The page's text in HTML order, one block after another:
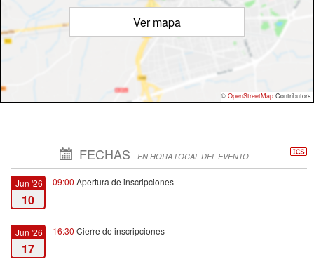
Ver mapa
© OpenStreetMap Contributors
FECHAS EN HORA LOCAL DEL EVENTO
Jun '26
10
09:00 Apertura de inscripciones
Jun '26
17
16:30 Cierre de inscripciones